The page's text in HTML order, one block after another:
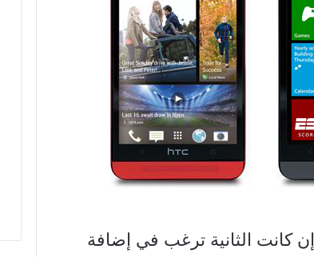
تواصلت شركة مايكروسوفت مع شركة HTC إن كانت الثانية ترغب في إضافة